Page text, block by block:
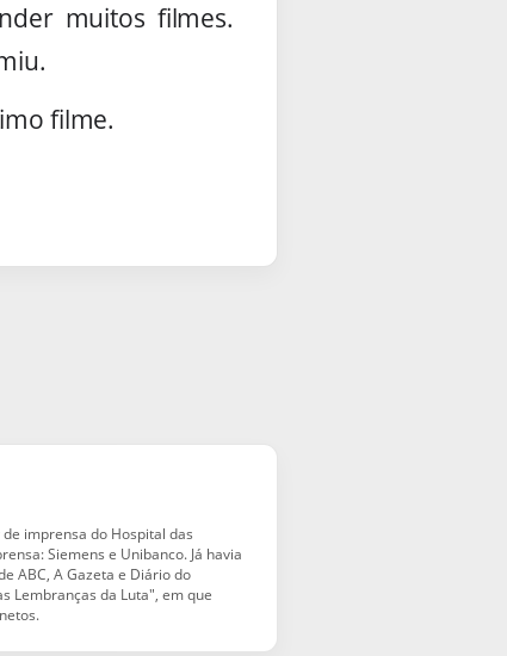
muitos filmes.
filme.
imprensa do Hospital das
Siemens e Unibanco. Já havia
ABC, A Gazeta e Diário do
Lembranças da Luta", em que